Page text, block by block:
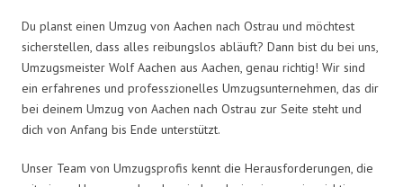
Du planst einen Umzug von Aachen nach Ostrau und möchtest
sicherstellen, dass alles reibungslos abläuft? Dann bist du bei uns,
Umzugsmeister Wolf Aachen aus Aachen, genau richtig! Wir sind
ein erfahrenes und professzionelles Umzugsunternehmen, das dir
bei deinem Umzug von Aachen nach Ostrau zur Seite steht und
dich von Anfang bis Ende unterstützt.
Unser Team von Umzugsprofis kennt die Herausforderungen, die